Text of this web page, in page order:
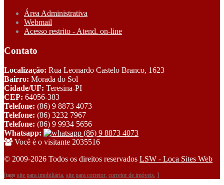
Área Administrativa
Webmail
Acesso restrito - Atend. on-line
Contato
Localização: Rua Leonardo Castelo Branco, 1623
Bairro: Morada do Sol
Cidade/UF: Teresina-PI
CEP: 64056-383
Telefone: (86) 9 8873 4073
Telefone: (86) 3232 7967
Telefone: (86) 9 9934 5656
Whatsapp:
(86) 9 8873 4073
Você é o visitante 2035516
© 2009-2026 Todos os direitos reservados LSW - Loca Sites Web
[tags site para imobiliária, site para corretor, corretor de imóveis, ]